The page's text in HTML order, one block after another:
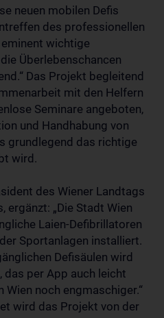
neuen mobilen Defis
des professionellen
wichtige
Überlebenschancen
Das Projekt begleitend
mit den Helfern
Seminare angeboten,
und Handhabung von
grundlegend das richtige
wird.
des Wiener Landtags
ergänzt: „Die Stadt Wien
Laien-Defibrillatoren
Sportanlagen installiert.
Defisäulen wird
das per App auch leicht
Wien noch engmaschiger.“
wird das Projekt von der